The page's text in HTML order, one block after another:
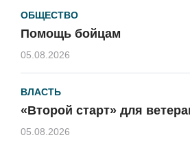
ОБЩЕСТВО
Помощь бойцам
05.08.2026
ВЛАСТЬ
«Второй старт» для
05.08.2026